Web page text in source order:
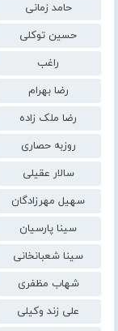
حامد زمانی
حسین توکلی
راغب
رضا بهرام
رضا ملک زاده
روزبه حصاری
سالار عقیلی
سهیل مهرزادگان
سینا پارسیان
سینا شعبانخانی
شهاب مظفری
علی زند وکیلی